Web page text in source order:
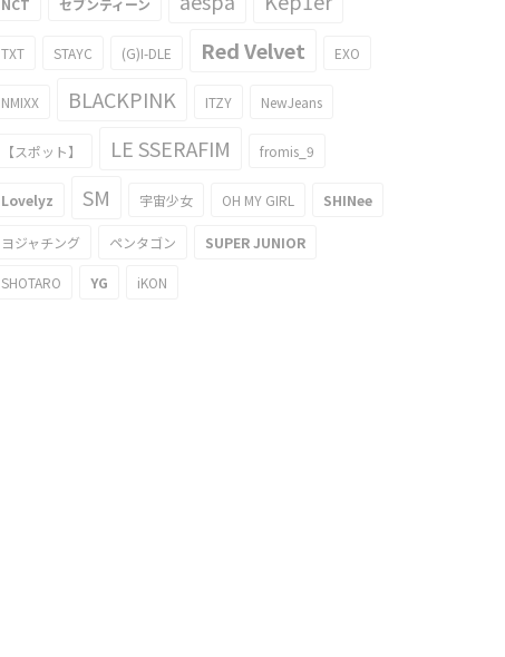
NCT セブンティーン
TXT STAYC (G)I-DLE Red Velvet EXO
NMIXX BLACKPINK ITZY NewJeans
【スポット】 LE SSERAFIM fromis_9
Lovelyz SM 宇宙少女 OH MY GIRL SHINee
ヨジャチング ペンタゴン SUPER JUNIOR
SHOTARO YG iKON